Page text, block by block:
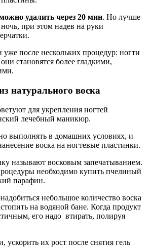
удалить через 20 мин. Но лучше
ночь, при этом надев на руки
уже после нескольких процедур: ногти
становятся более гладкими,
натурального воска
для укрепления ногтей
лечебный маникюр.
выполнять в домашних условиях, и
воска на ногтевые пластинки.
называют восковым запечатыванием.
необходимо купить пчелиный
парафин.
небольшое количество воска
на водяной бане. Когда продукт
его надо втирать, полируя